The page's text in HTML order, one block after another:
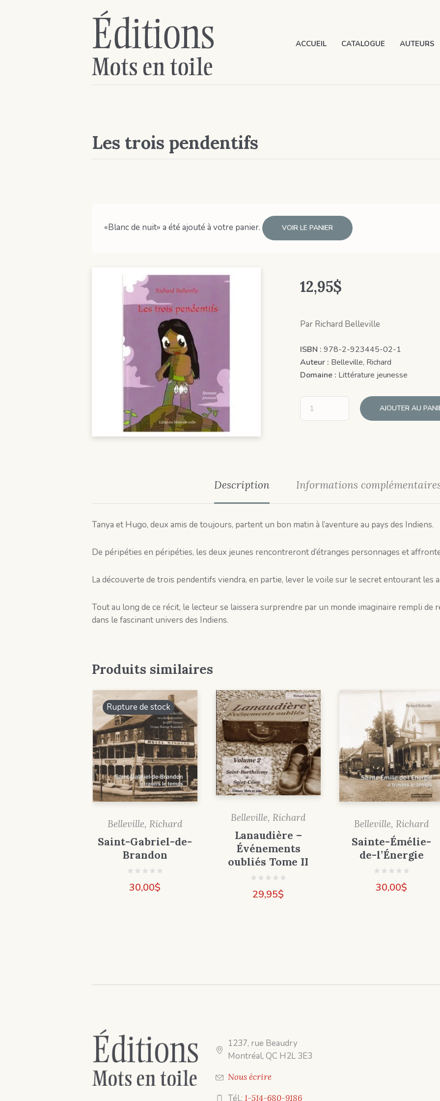
ACCUEIL CATALOGUE AUTEURS
Les trois pendentifs
«Blanc de nuit» a été ajouté à votre panier. VOIR LE PANIER
12,95$
Par Richard Belleville
ISBN :978-2-923445-02-1
Auteur : Belleville, Richard
Domaine : Littérature jeunesse
AJOUTER AU
Description Informations
Tanya et Hugo, deux amis de toujours, partent un bon matin à l’aventure au pays des Indiens.
De péripéties en péripéties, les deux jeunes rencontreront d’étranges personnages et
La découverte de trois pendentifs viendra, en partie, lever le voile sur le secret entourant les
Tout au long de ce récit, le lecteur se laissera surprendre par un monde imaginaire rempli de
dans le fascinant univers des Indiens.
Produits similaires
Rupture de stock
Belleville, Richard
Saint-Gabriel-de-
Brandon
30,00$
Belleville, Richard
Lanaudière –
Événements
oubliés Tome II
29,95$
Belleville, Richard
Sainte-Émélie-
de-l’Énergie
30,00$
1237, rue Beaudry
Montréal, QC H2L 3E3
Nous écrire
Tél.: 1-514-680-9186